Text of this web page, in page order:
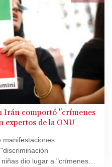
Irán comportó "crímenes
expertos de la ONU
manifestaciones
dio lugar a "crímenes